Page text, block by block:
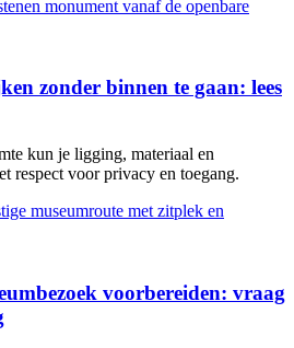
zonder binnen te gaan: lees
kun je ligging, materiaal en
respect voor privacy en toegang.
voorbereiden: vraag